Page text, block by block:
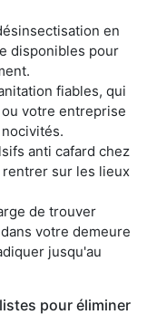
en
disponibles pour
fiables, qui
votre entreprise
anti cafard chez
sur les lieux
de trouver
votre demeure
jusqu'au
pour éliminer